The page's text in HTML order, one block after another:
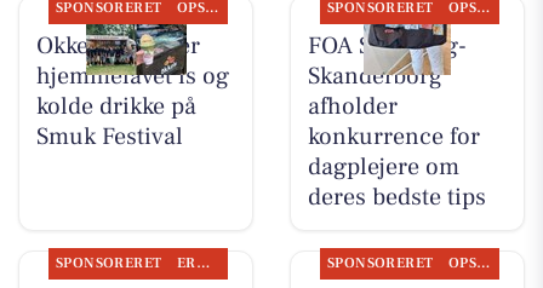
SPONSORERET OPSLAGSTAVLEN
Okkels serverer
hjemmelavet is og
kolde drikke på
Smuk Festival
SPONSORERET OPSLAGSTAVLEN
FOA Silkeborg-
Skanderborg
afholder
konkurrence for
dagplejere om
deres bedste tips
SPONSORERET ERHVERV SPONSORERET OPSLAGSTAVLEN